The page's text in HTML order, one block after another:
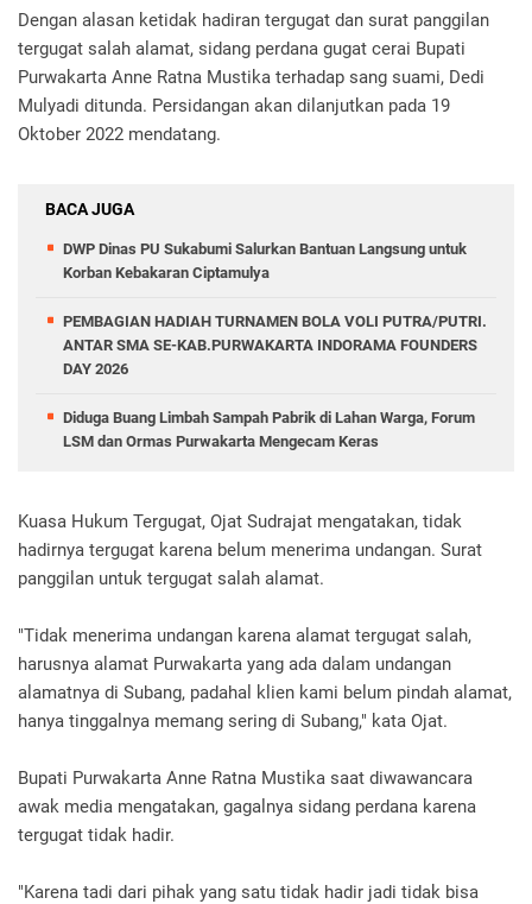
Dengan alasan ketidak hadiran tergugat dan surat panggilan
tergugat salah alamat, sidang perdana gugat cerai Bupati
Purwakarta Anne Ratna Mustika terhadap sang suami, Dedi
Mulyadi ditunda. Persidangan akan dilanjutkan pada 19
Oktober 2022 mendatang.
BACA JUGA
DWP Dinas PU Sukabumi Salurkan Bantuan Langsung untuk
Korban Kebakaran Ciptamulya
PEMBAGIAN HADIAH TURNAMEN BOLA VOLI PUTRA/PUTRI.
ANTAR SMA SE-KAB.PURWAKARTA INDORAMA FOUNDERS
DAY 2026
Diduga Buang Limbah Sampah Pabrik di Lahan Warga, Forum
LSM dan Ormas Purwakarta Mengecam Keras
Kuasa Hukum Tergugat, Ojat Sudrajat mengatakan, tidak
hadirnya tergugat karena belum menerima undangan. Surat
panggilan untuk tergugat salah alamat.
"Tidak menerima undangan karena alamat tergugat salah,
harusnya alamat Purwakarta yang ada dalam undangan
alamatnya di Subang, padahal klien kami belum pindah alamat,
hanya tinggalnya memang sering di Subang," kata Ojat.
Bupati Purwakarta Anne Ratna Mustika saat diwawancara
awak media mengatakan, gagalnya sidang perdana karena
tergugat tidak hadir.
"Karena tadi dari pihak yang satu tidak hadir jadi tidak bisa